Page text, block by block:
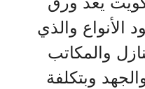
الأنواع والذي
والمكاتب
وبتكلفة